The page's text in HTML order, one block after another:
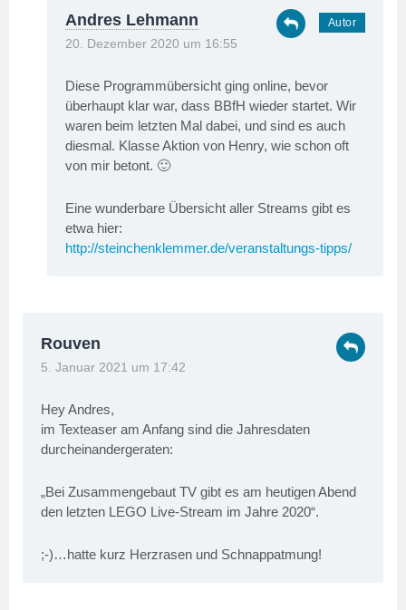
Andres Lehmann
20. Dezember 2020 um 16:55
Diese Programmübersicht ging online, bevor
überhaupt klar war, dass BBfH wieder startet. Wir
waren beim letzten Mal dabei, und sind es auch
diesmal. Klasse Aktion von Henry, wie schon oft
von mir betont. 🙂
Eine wunderbare Übersicht aller Streams gibt es
etwa hier:
http://steinchenklemmer.de/veranstaltungs-tipps/
Rouven
5. Januar 2021 um 17:42
Hey Andres,
im Texteaser am Anfang sind die Jahresdaten
durcheinandergeraten:
„Bei Zusammengebaut TV gibt es am heutigen Abend
den letzten LEGO Live-Stream im Jahre 2020“.
;-)…hatte kurz Herzrasen und Schnappatmung!